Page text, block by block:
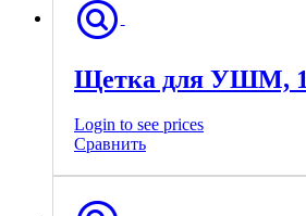
Щетка для УШМ,
Login to see prices
Сравнить